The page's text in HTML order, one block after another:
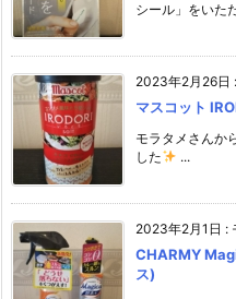
シール」をいた
2023年2月26日 :
マスコット
モラタメさんか
した
...
2023年2月1日 :
CHARMY
ス)